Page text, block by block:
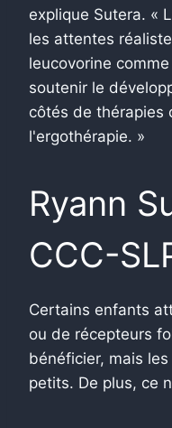
explique Sutera. «
les attentes
leucovorine
soutenir le
côtés de thérapies
l'ergothérapie. »
Ryann
CCC-
Certains enfants
ou de récepteurs
bénéficier, mais
petits. De plus, ce